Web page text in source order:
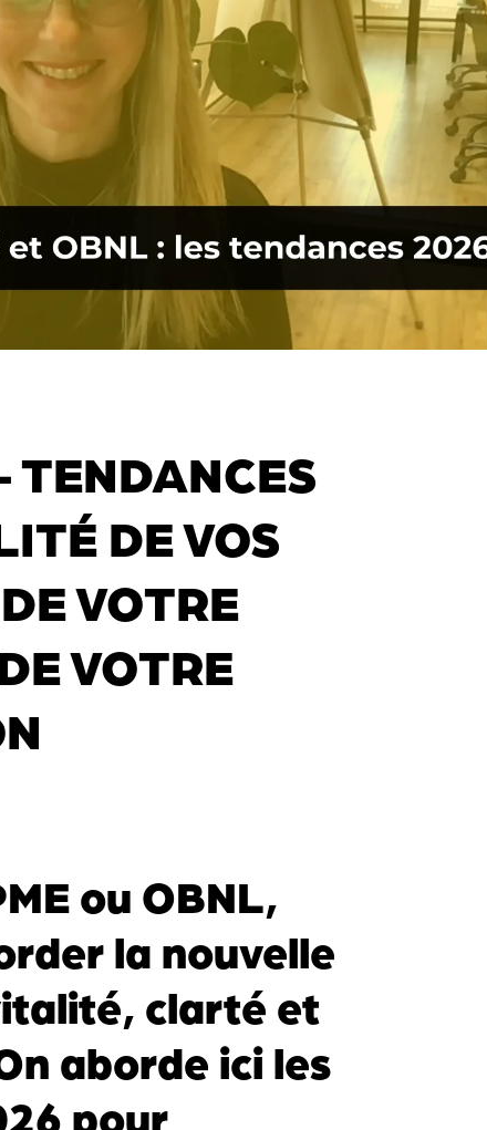
DE VOS
VOTRE
VOTRE
ou OBNL,
la nouvelle
clarté et
aborde ici les
pour